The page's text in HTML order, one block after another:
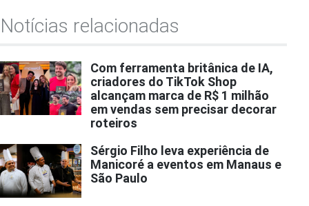
Notícias relacionadas
Com ferramenta britânica de IA,
criadores do TikTok Shop
alcançam marca de R$ 1 milhão
em vendas sem precisar decorar
roteiros
Sérgio Filho leva experiência de
Manicoré a eventos em Manaus e
São Paulo